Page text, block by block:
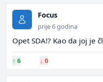
Focus
prije 6 godina
Opet SDA!? Kao da joj je
↑ 6 ↓ 0